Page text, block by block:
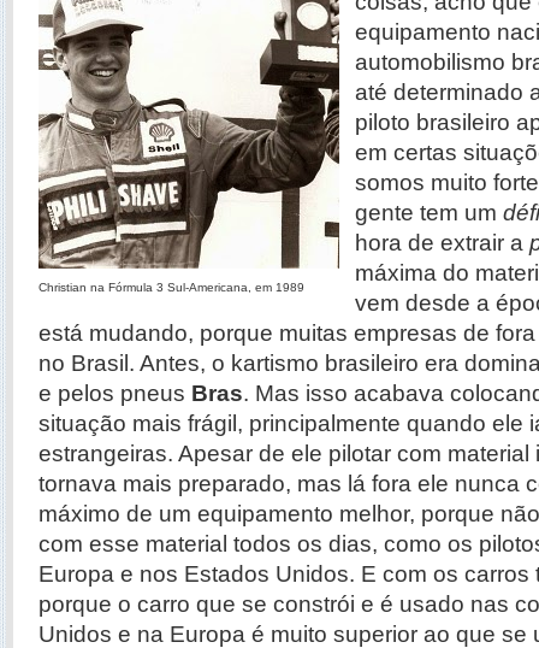
Christian na Fórmula 3 Sul-Americana, em 1989
equipamento
automobilismo
até determinado
piloto brasileiro
em certas
somos muito
gente tem um
hora de extrair a
máxima do
vem desde a
está mudando, porque muitas empresas de
no Brasil. Antes, o kartismo brasileiro era
e pelos pneus Bras. Mas isso acabava
situação mais frágil, principalmente quando ele
estrangeiras. Apesar de ele pilotar com material
tornava mais preparado, mas lá fora ele nunca
máximo de um equipamento melhor, porque
com esse material todos os dias, como os
Europa e nos Estados Unidos. E com os carros
porque o carro que se constrói e é usado nas
Unidos e na Europa é muito superior ao que se